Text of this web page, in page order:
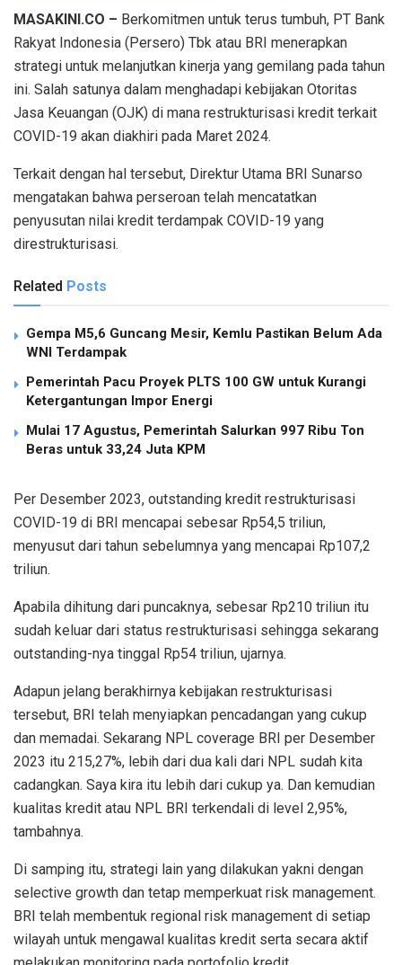
MASAKINI.CO – Berkomitmen untuk terus tumbuh, PT Bank
Rakyat Indonesia (Persero) Tbk atau BRI menerapkan
strategi untuk melanjutkan kinerja yang gemilang pada tahun
ini. Salah satunya dalam menghadapi kebijakan Otoritas
Jasa Keuangan (OJK) di mana restrukturisasi kredit terkait
COVID-19 akan diakhiri pada Maret 2024.
Terkait dengan hal tersebut, Direktur Utama BRI Sunarso
mengatakan bahwa perseroan telah mencatatkan
penyusutan nilai kredit terdampak COVID-19 yang
direstrukturisasi.
Related Posts
Gempa M5,6 Guncang Mesir, Kemlu Pastikan Belum Ada
WNI Terdampak
Pemerintah Pacu Proyek PLTS 100 GW untuk Kurangi
Ketergantungan Impor Energi
Mulai 17 Agustus, Pemerintah Salurkan 997 Ribu Ton
Beras untuk 33,24 Juta KPM
Per Desember 2023, outstanding kredit restrukturisasi
COVID-19 di BRI mencapai sebesar Rp54,5 triliun,
menyusut dari tahun sebelumnya yang mencapai Rp107,2
triliun.
Apabila dihitung dari puncaknya, sebesar Rp210 triliun itu
sudah keluar dari status restrukturisasi sehingga sekarang
outstanding-nya tinggal Rp54 triliun, ujarnya.
Adapun jelang berakhirnya kebijakan restrukturisasi
tersebut, BRI telah menyiapkan pencadangan yang cukup
dan memadai. Sekarang NPL coverage BRI per Desember
2023 itu 215,27%, lebih dari dua kali dari NPL sudah kita
cadangkan. Saya kira itu lebih dari cukup ya. Dan kemudian
kualitas kredit atau NPL BRI terkendali di level 2,95%,
tambahnya.
Di samping itu, strategi lain yang dilakukan yakni dengan
selective growth dan tetap memperkuat risk management.
BRI telah membentuk regional risk management di setiap
wilayah untuk mengawal kualitas kredit serta secara aktif